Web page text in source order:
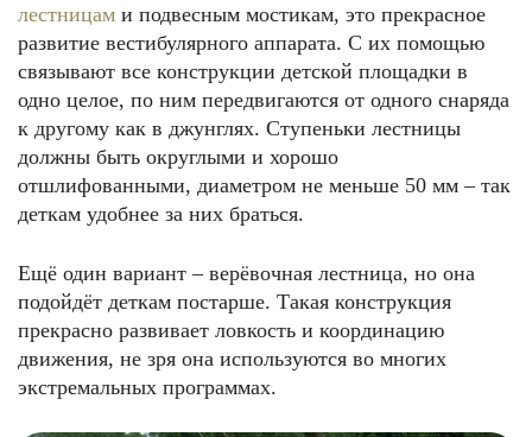
лестницам и подвесным мостикам, это прекрасное
развитие вестибулярного аппарата. С их помощью
связывают все конструкции детской площадки в
одно целое, по ним передвигаются от одного снаряда
к другому как в джунглях. Ступеньки лестницы
должны быть округлыми и хорошо
отшлифованными, диаметром не меньше 50 мм – так
деткам удобнее за них браться.
Ещё один вариант – верёвочная лестница, но она
подойдёт деткам постарше. Такая конструкция
прекрасно развивает ловкость и координацию
движения, не зря она используются во многих
экстремальных программах.